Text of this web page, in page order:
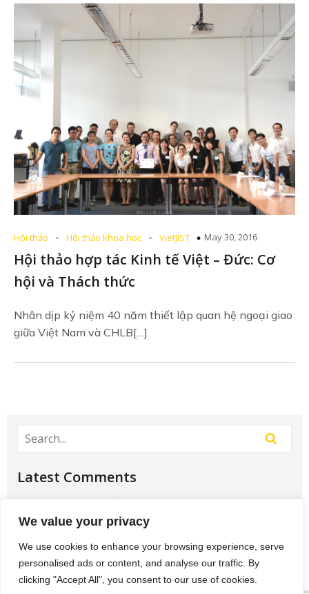
We value your privacy
We use cookies to enhance your browsing experience, serve
personalised ads or content, and analyse our traffic. By
clicking "Accept All", you consent to our use of cookies.
Hội thảo - Hội thảo khoa học - VietJIST May 30, 2016
Hội thảo hợp tác Kinh tế Việt – Đức: Cơ
hội và Thách thức
Nhân dịp kỷ niệm 40 năm thiết lập quan hệ ngoại giao
giữa Việt Nam và CHLB[…]
Latest Comments
Học Đại học để có tương lai hơn? – Chưa chắc –
Sividuc.orgonChọn ngành học: sinh viên IT và
12/08/2016
[…] lại thì lại thiếu các kĩ năng của một người